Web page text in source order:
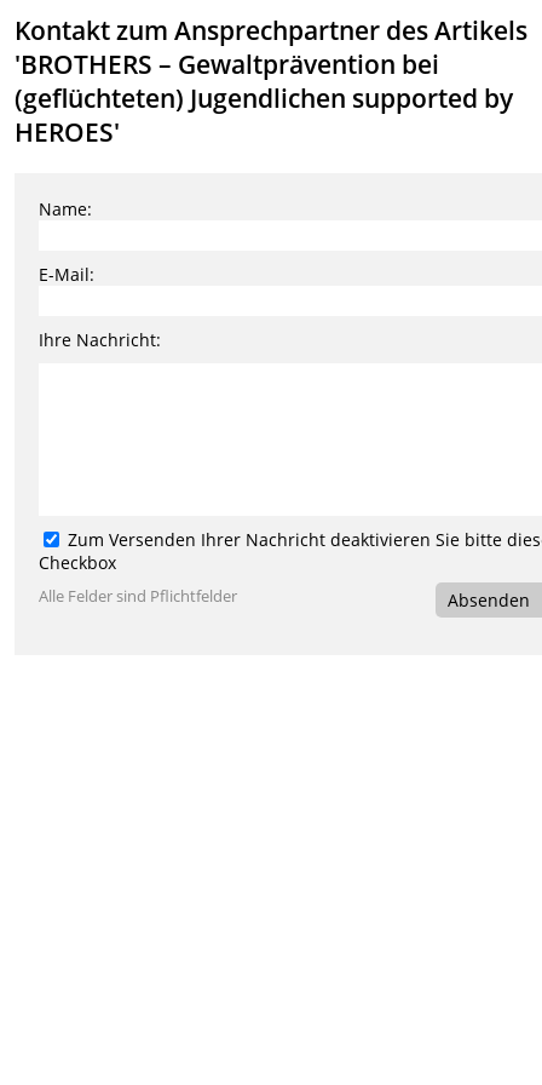
Kontakt zum Ansprechpartner des Artikels
'BROTHERS – Gewaltprävention bei
(geflüchteten) Jugendlichen supported by
HEROES'
Name:
E-Mail:
Ihre Nachricht:
Zum Versenden Ihrer Nachricht deaktivieren Sie bitte
Checkbox
Alle Felder sind Pflichtfelder Absenden